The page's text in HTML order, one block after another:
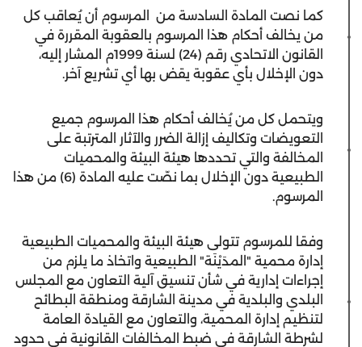
كما نصت المادة السادسة من المرسوم أن يُعاقب كل
من يخالف أحكام هذا المرسوم بالعقوبة المقررة في
القانون الاتحادي رقم (24) لسنة 1999م المشار إليه،
دون الإخلال بأي عقوبة يقض بها أي تشريع آخر.
ويتحمل كل من يُخالف أحكام هذا المرسوم جميع
التعويضات وتكاليف إزالة الضرر والآثار المترتبة على
المخالفة والتي تحددها هيئة البيئة والمحميات
الطبيعية دون الإخلال بما نصّت عليه المادة (6) من هذا
المرسوم.
وفقا للمرسوم تتولى هيئة البيئة والمحميات الطبيعية
إدارة محمية "المدَيْنَة" الطبيعية واتخاذ ما يلزم من
إجراءات إدارية في شأن تنسيق آلية التعاون مع المجلس
البلدي والبلدية في مدينة الشارقة ومنطقة البطائح
لتنظيم إدارة المحمية، والتعاون مع القيادة العامة
لشرطة الشارقة في ضبط المخالفات القانونية في حدود